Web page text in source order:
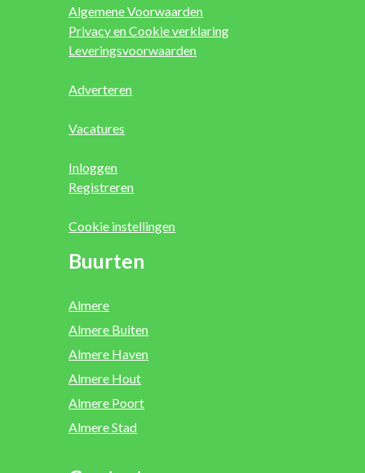
Algemene Voorwaarden
Privacy en Cookie verklaring
Leveringsvoorwaarden
Adverteren
Vacatures
Inloggen
Registreren
Cookie instellingen
Buurten
Almere
Almere Buiten
Almere Haven
Almere Hout
Almere Poort
Almere Stad